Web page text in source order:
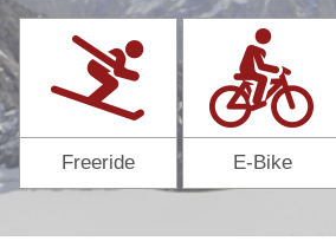
Freeride E-Bike